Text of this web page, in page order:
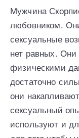
Мужчина
любовником.
сексуальные
нет равных.
физическими
достаточно
они
сексуальный
используют и